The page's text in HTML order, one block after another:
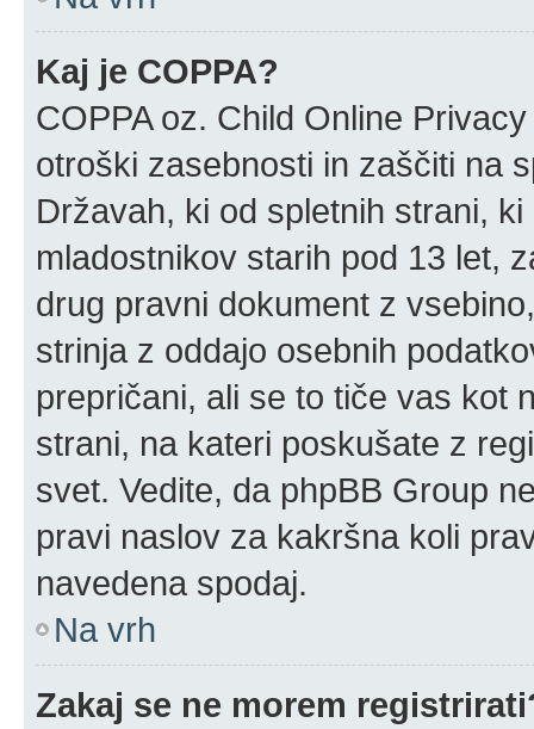
Kaj je COPPA?
COPPA oz. Child Online
otroški zasebnosti in zaščiti na
Državah, ki od spletnih strani,
mladostnikov starih pod 13 let,
drug pravni dokument z
strinja z oddajo osebnih
prepričani, ali se to tiče vas kot
strani, na kateri poskušate z
svet. Vedite, da phpBB Group
pravi naslov za kakršna koli
navedena spodaj.
Na vrh
Zakaj se ne morem